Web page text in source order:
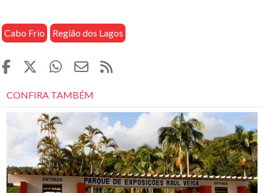
Cabo Frio Região dos Lagos
CONFIRA TAMBÉM